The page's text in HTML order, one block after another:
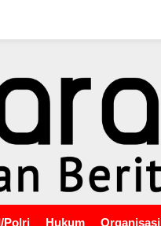
Polri Hukum Organisasi